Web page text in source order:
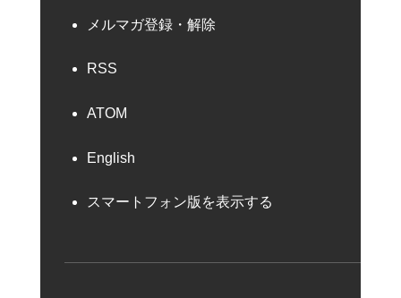
メルマガ登録・解除
RSS
ATOM
English
スマートフォン版を表示する